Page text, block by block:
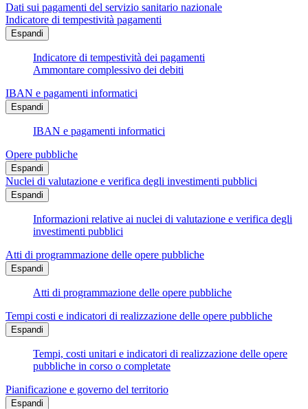
Dati sui pagamenti del servizio sanitario nazionale
Indicatore di tempestività pagamenti
Espandi
Indicatore di tempestività dei pagamenti
Ammontare complessivo dei debiti
IBAN e pagamenti informatici
Espandi
IBAN e pagamenti informatici
Opere pubbliche
Espandi
Nuclei di valutazione e verifica degli investimenti pubblici
Espandi
Informazioni relative ai nuclei di valutazione e verifica degli
investimenti pubblici
Atti di programmazione delle opere pubbliche
Espandi
Atti di programmazione delle opere pubbliche
Tempi costi e indicatori di realizzazione delle opere pubbliche
Espandi
Tempi, costi unitari e indicatori di realizzazione delle opere
pubbliche in corso o completate
Pianificazione e governo del territorio
Espandi